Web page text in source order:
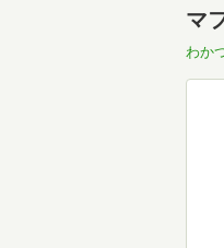
マ
わか